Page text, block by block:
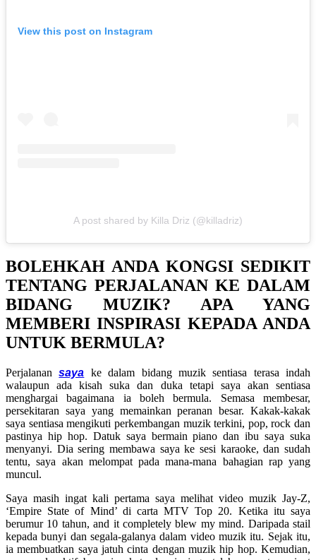
View this post on Instagram
A post shared by Killa Driz (@killadriz)
BOLEHKAH ANDA KONGSI SEDIKIT
TENTANG PERJALANAN KE DALAM
BIDANG MUZIK? APA YANG
MEMBERI INSPIRASI KEPADA ANDA
UNTUK BERMULA?
Perjalanansaya ke dalam bidang muzik sentiasa terasa indah
walaupun ada kisah suka dan duka tetapi saya akan sentiasa
menghargai bagaimana ia boleh bermula. Semasa membesar,
persekitaran saya yang memainkan peranan besar. Kakak-kakak
saya sentiasa mengikuti perkembangan muzik terkini, pop, rock dan
pastinya hip hop. Datuk saya bermain piano dan ibu saya suka
menyanyi. Dia sering membawa saya ke sesi karaoke, dan sudah
tentu, saya akan melompat pada mana-mana bahagian rap yang
muncul.
Saya masih ingat kali pertama saya melihat video muzik Jay-Z,
‘Empire State of Mind’ di carta MTV Top 20. Ketika itu saya
berumur 10 tahun,and it completely blew my mind. Daripada stail
kepada bunyi dan segala-galanya dalam video muzik itu. Sejak itu,
ia membuatkan saya jatuh cinta dengan muzik hip hop. Kemudian,